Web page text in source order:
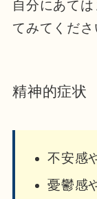
自分にあて
てみてくださ
精神的症状
不安感
憂鬱感